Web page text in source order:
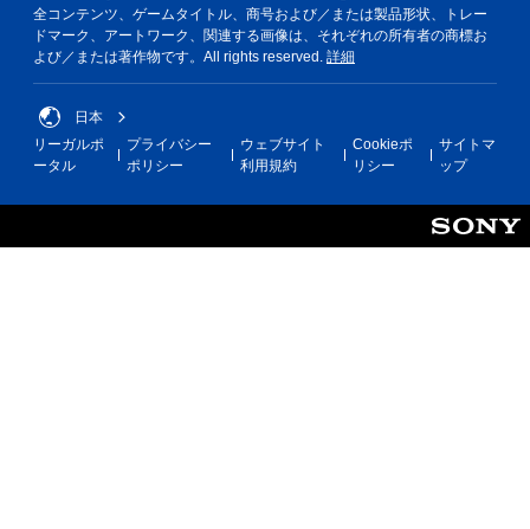
全コンテンツ、ゲームタイトル、商号および／または製品形状、トレー
ドマーク、アートワーク、関連する画像は、それぞれの所有者の商標お
よび／または著作物です。All rights reserved. 詳細
日本
リーガルポ
ータル
プライバシー
ポリシー
ウェブサイト
利用規約
Cookieポ
リシー
サイトマ
ップ